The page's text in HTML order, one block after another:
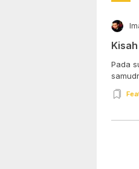
Pada